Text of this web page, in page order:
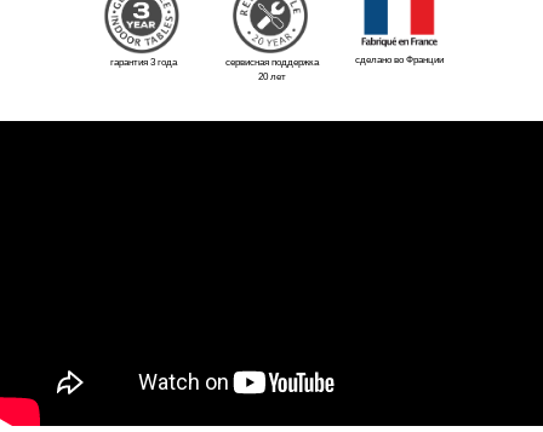
гарантия 3 года
сервисная поддержка
20 лет
сделано во Франции